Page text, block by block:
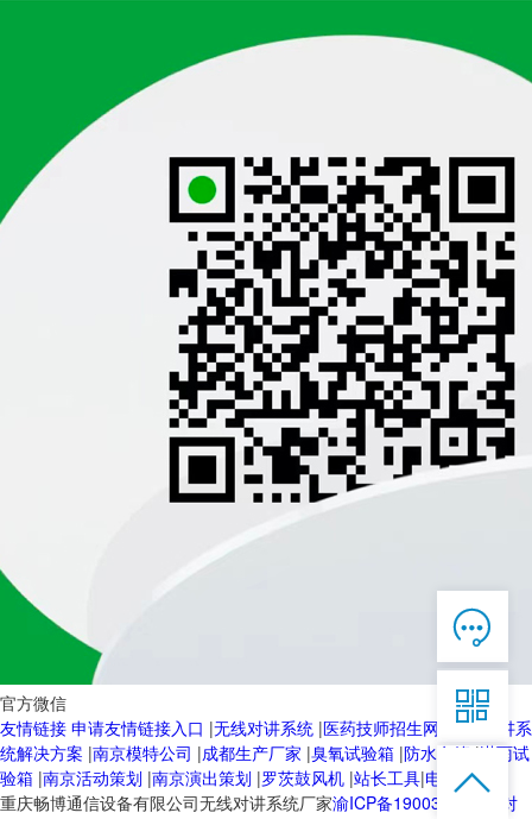
官方微信
友情链接 申请友情链接入口 |无线对讲系统 |医药技师招生网
无线对讲系
统解决方案 |南京模特公司 |成都生产厂家 |臭氧试验箱 |防水套管|淋雨试
验箱 |南京活动策划 |南京演出策划 |罗茨鼓风机 |站长工具|电动球阀
重庆畅博通信设备有限公司无线对讲系统厂家渝ICP备19003103号-2
对



服务热线
恭候聆听，023-86382199手机直接点击
拨打

